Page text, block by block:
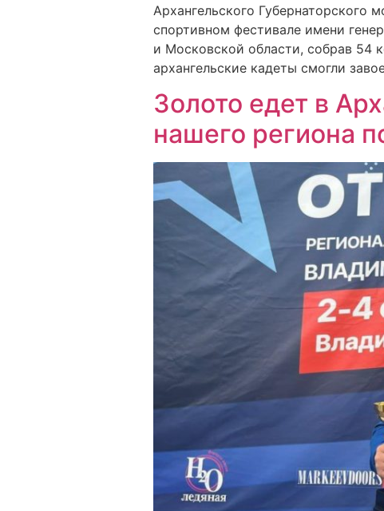
Архангельского Губернаторского
спортивном фестивале имени
и Московской области, собрав 54
архангельские кадеты смогли
Золото едет в
нашего региона